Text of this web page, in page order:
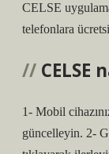
CELSE
telefonlara
CELSE
1- Mobil
güncelleyin. 2-